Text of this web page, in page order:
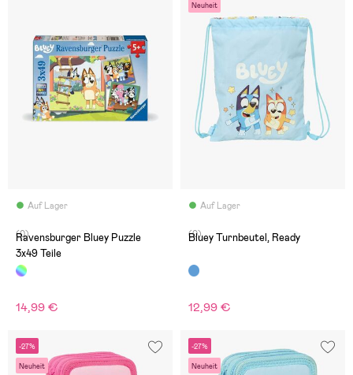
Auf Lager
(0)
Ravensburger Bluey Puzzle
3x49 Teile
14,99 €
Neuheit
Auf Lager
(0)
Bluey Turnbeutel, Ready
12,99 €
-27%
Neuheit
-27%
Neuheit